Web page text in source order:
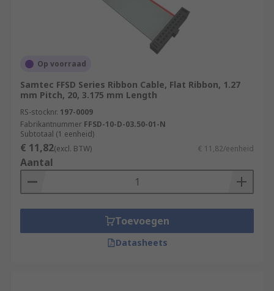
Op voorraad
Samtec FFSD Series Ribbon Cable, Flat Ribbon, 1.27
mm Pitch, 20, 3.175 mm Length
RS-stocknr. 197-0009
Fabrikantnummer FFSD-10-D-03.50-01-N
Subtotaal (1 eenheid)
€ 11,82(excl. BTW) € 11,82/eenheid
Aantal
Toevoegen
Datasheets